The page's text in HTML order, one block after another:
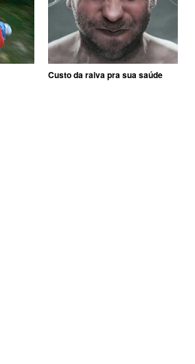
Custo da raiva pra sua saúde